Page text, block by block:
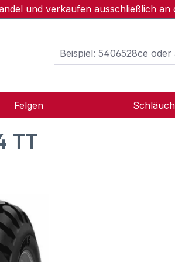
und verkaufen ausschließlich
Felgen
TT